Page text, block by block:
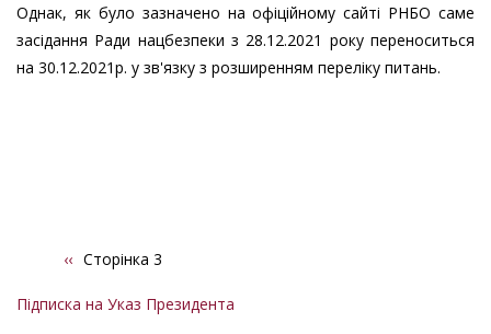
Однак, як було зазначено на офіційному сайті РНБО саме
засідання Ради нацбезпеки з 28.12.2021 року переноситься
на 30.12.2021р. у зв'язку з розширенням переліку питань.
Розбивка
сторінки
Попередня
‹‹ Сторінка 3
Підписка на Указ Президента